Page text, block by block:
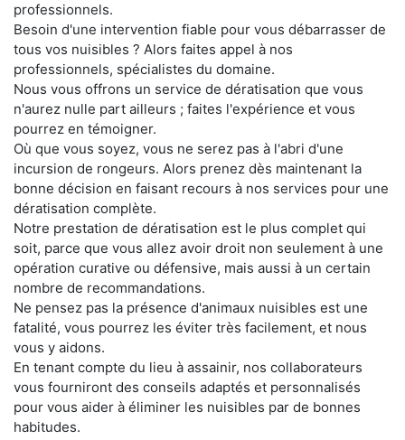
professionnels.
Besoin d'une intervention fiable pour vous débarrasser de
tous vos nuisibles ? Alors faites appel à nos
professionnels, spécialistes du domaine.
Nous vous offrons un service de dératisation que vous
n'aurez nulle part ailleurs ; faites l'expérience et vous
pourrez en témoigner.
Où que vous soyez, vous ne serez pas à l'abri d'une
incursion de rongeurs. Alors prenez dès maintenant la
bonne décision en faisant recours à nos services pour une
dératisation complète.
Notre prestation de dératisation est le plus complet qui
soit, parce que vous allez avoir droit non seulement à une
opération curative ou défensive, mais aussi à un certain
nombre de recommandations.
Ne pensez pas la présence d'animaux nuisibles est une
fatalité, vous pourrez les éviter très facilement, et nous
vous y aidons.
En tenant compte du lieu à assainir, nos collaborateurs
vous fourniront des conseils adaptés et personnalisés
pour vous aider à éliminer les nuisibles par de bonnes
habitudes.